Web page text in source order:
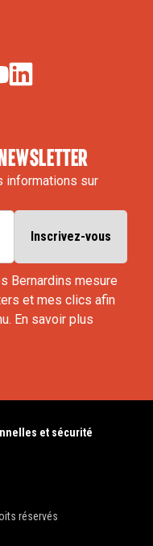
informations sur
Bernardins mesure
et mes clics afin
En savoir plus
réservés
et sécurité